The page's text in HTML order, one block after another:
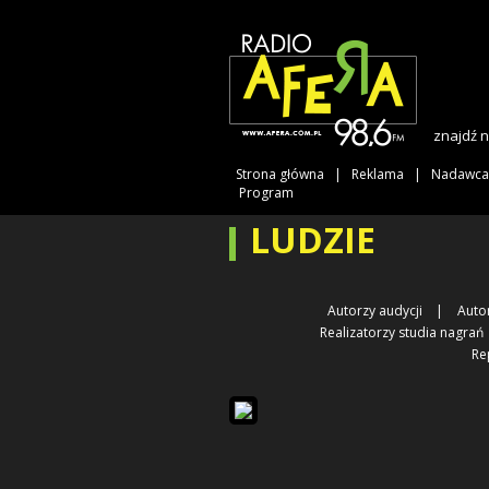
znajdź
Strona główna Reklama Nadawca
Program
LUDZIE
Autorzy audycji
Realizatorzy studia nagrań